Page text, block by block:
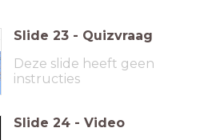
Slide 23 - Quizvraag
Deze slide heeft geen
instructies
Slide 24 - Video